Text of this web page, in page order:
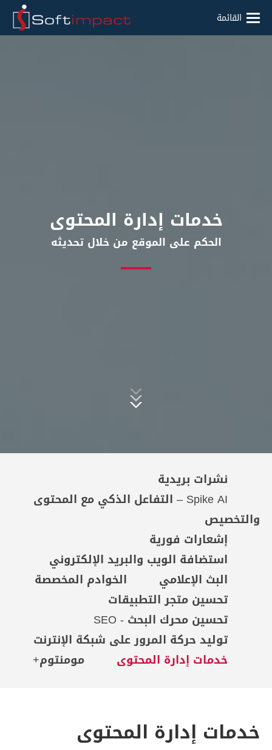
القائمة
خدمات إدارة المحتوى
الحكم على الموقع من خلال تحديثه
نشرات بريدية
Spike AI – التفاعل الذكي مع المحتوى
والتخصيص
إشعارات فورية
استضافة الويب والبريد الإلكتروني
البث الإعلامي
الخوادم المخصصة
تحسين متجر التطبيقات
تحسين محرك البحث - SEO
توليد حركة المرور على شبكة الإنترنت
خدمات إدارة المحتوى
مومنتوم+
خدمات إدارة المحتوى